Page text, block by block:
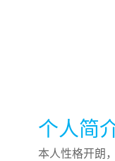
个人简
本人性格开朗